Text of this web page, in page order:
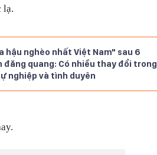
lạ.
hậu nghèo nhất Việt Nam" sau 6
đăng quang: Có nhiều thay đổi trong
nghiệp và tình duyên